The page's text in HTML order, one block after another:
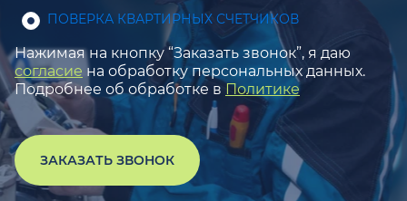
ПОВЕРКА КВАРТИРНЫХ СЧЕТЧИКОВ
Нажимая на кнопку “Заказать звонок”, я даю
согласие на обработку персональных данных.
Подробнее об обработке в Политике
ЗАКАЗАТЬ ЗВОНОК